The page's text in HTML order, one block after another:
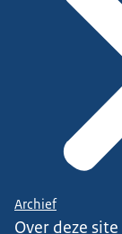
Archief
Over deze site